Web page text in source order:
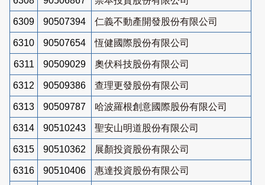
6309 90507394 仁義不動產開發股份有限公司
6310 90507654 恆健國際股份有限公司
6311 90509029 奧伏科技股份有限公司
6312 90509386 查理更發股份有限公司
6313 90509787 哈波羅根創意國際股份有限公司
6314 90510243 聖安山明道股份有限公司
6315 90510362 展顏投資股份有限公司
6316 90510406 惠達投資股份有限公司